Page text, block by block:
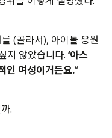
(골라서), 아이돌 응원
지 않았습니다. ‘아스
인 여성이거든요.“
.